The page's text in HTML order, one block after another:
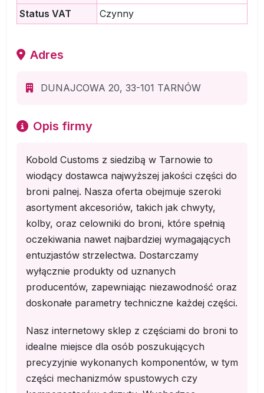
Status VAT Czynny
Adres
DUNAJCOWA 20, 33-101 TARNÓW
Opis firmy
Kobold Customs z siedzibą w Tarnowie to
wiodący dostawca najwyższej jakości części do
broni palnej. Nasza oferta obejmuje szeroki
asortyment akcesoriów, takich jak chwyty,
kolby, oraz celowniki do broni, które spełnią
oczekiwania nawet najbardziej wymagających
entuzjastów strzelectwa. Dostarczamy
wyłącznie produkty od uznanych
producentów, zapewniając niezawodność oraz
doskonałe parametry techniczne każdej części.
Nasz internetowy sklep z częściami do broni to
idealne miejsce dla osób poszukujących
precyzyjnie wykonanych komponentów, w tym
części mechanizmów spustowych czy